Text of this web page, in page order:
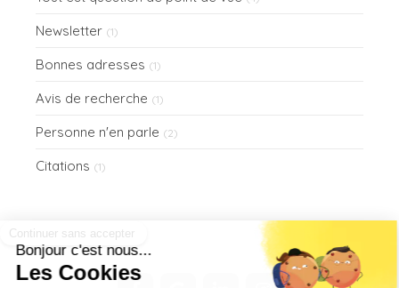
Newsletter (1)
Bonnes adresses (1)
Avis de recherche (1)
Personne n'en parle (2)
Citations (1)